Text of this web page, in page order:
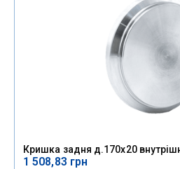
Кришка задня д.170х20
1 508,83 грн